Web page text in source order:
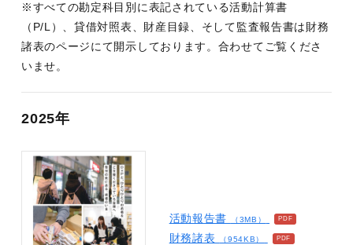
※すべての勘定科目別に表記されている活動計算書
（P/L）、貸借対照表、財産目録、そして監査報告書は財務
諸表のページにて開示しております。合わせてご覧くださ
いませ。
2025年
活動報告書 （3MB）
財務諸表 （954KB）